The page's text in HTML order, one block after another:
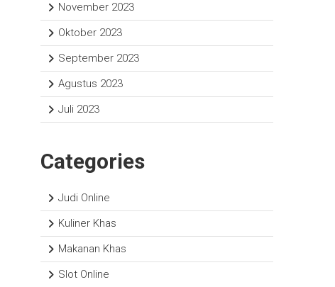
November 2023
Oktober 2023
September 2023
Agustus 2023
Juli 2023
Categories
Judi Online
Kuliner Khas
Makanan Khas
Slot Online